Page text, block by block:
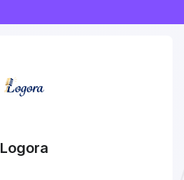
Logora